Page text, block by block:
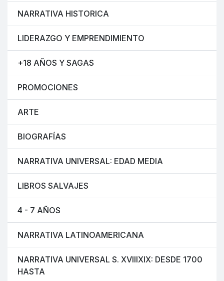
NARRATIVA HISTORICA
LIDERAZGO Y EMPRENDIMIENTO
+18 AÑOS Y SAGAS
PROMOCIONES
ARTE
BIOGRAFÍAS
NARRATIVA UNIVERSAL: EDAD MEDIA
LIBROS SALVAJES
4 - 7 AÑOS
NARRATIVA LATINOAMERICANA
NARRATIVA UNIVERSAL S. XVIIIXIX: DESDE 1700
HASTA